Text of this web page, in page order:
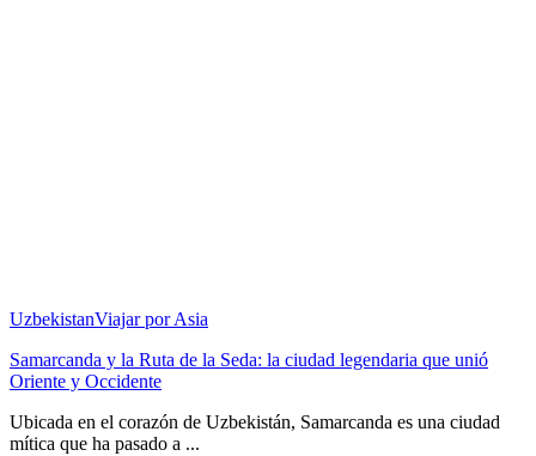
UzbekistanViajar por Asia
Samarcanda y la Ruta de la Seda: la ciudad legendaria que unió
Oriente y Occidente
Ubicada en el corazón de Uzbekistán, Samarcanda es una ciudad
mítica que ha pasado a ...